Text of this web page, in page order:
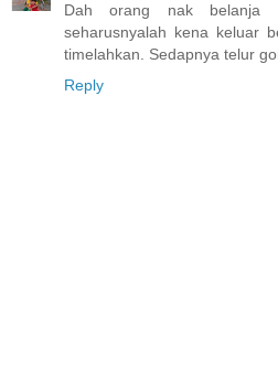
Dah orang nak belanja
seharusnyalah kena keluar
timelahkan. Sedapnya telur
Reply